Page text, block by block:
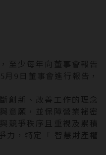
至少每年向董事會報告
9日董事會進行報告，
創新、改善工作的理念
意願，並保障營業袐密
競爭秩序且重視及累積
力，特定「 智慧財產權